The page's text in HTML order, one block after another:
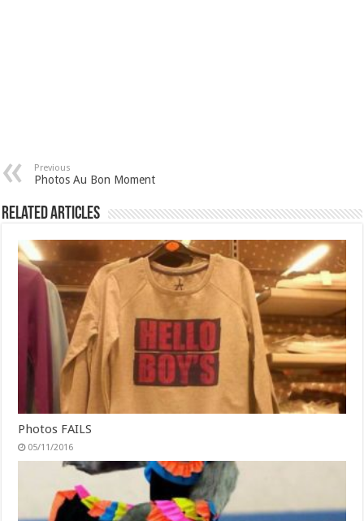
Previous
Photos Au Bon Moment
Related Articles
Photos FAILS
05/11/2016